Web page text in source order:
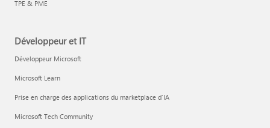
TPE & PME
Développeur et IT
Développeur Microsoft
Microsoft Learn
Prise en charge des applications du marketplace d’IA
Microsoft Tech Community